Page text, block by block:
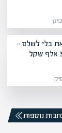
בלי לשלם —
נוספות